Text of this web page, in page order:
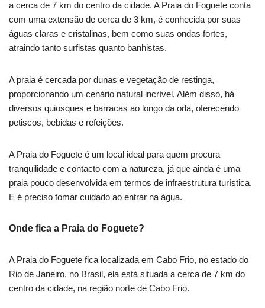
a cerca de 7 km do centro da cidade. A Praia do Foguete conta
com uma extensão de cerca de 3 km, é conhecida por suas
águas claras e cristalinas, bem como suas ondas fortes,
atraindo tanto surfistas quanto banhistas.
A praia é cercada por dunas e vegetação de restinga,
proporcionando um cenário natural incrível. Além disso, há
diversos quiosques e barracas ao longo da orla, oferecendo
petiscos, bebidas e refeições.
A Praia do Foguete é um local ideal para quem procura
tranquilidade e contacto com a natureza, já que ainda é uma
praia pouco desenvolvida em termos de infraestrutura turística.
E é preciso tomar cuidado ao entrar na água.
Onde fica a Praia do Foguete?
A Praia do Foguete fica localizada em Cabo Frio, no estado do
Rio de Janeiro, no Brasil, ela está situada a cerca de 7 km do
centro da cidade, na região norte de Cabo Frio.